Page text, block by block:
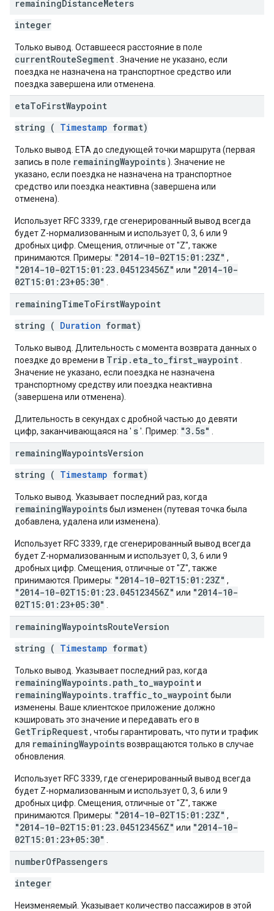
remainingDistanceMeters
integer
Только вывод. Оставшееся расстояние в поле
currentRouteSegment . Значение не указано, если
поездка не назначена на транспортное средство или
поездка завершена или отменена.
etaToFirstWaypoint
string ( Timestamp format)
Только вывод. ETA до следующей точки маршрута (первая
запись в поле remainingWaypoints). Значение не
указано, если поездка не назначена на транспортное
средство или поездка неактивна (завершена или
отменена).
Использует RFC 3339, где сгенерированный вывод всегда
будет Z-нормализованным и использует 0, 3, 6 или 9
дробных цифр. Смещения, отличные от "Z", также
принимаются. Примеры: "2014-10-02T15:01:23Z" ,
"2014-10-02T15:01:23.045123456Z" или "2014-10-
02T15:01:23+05:30"
remainingTimeToFirstWaypoint
string ( Duration format)
Только вывод. Длительность с момента возврата данных о
поездке до времени в Trip.eta_to_first_waypoint
Значение не указано, если поездка не назначена
транспортному средству или поездка неактивна
(завершена или отменена).
Длительность в секундах с дробной частью до девяти
цифр, заканчивающаяся на ' s'. Пример: "3.5s"
remainingWaypointsVersion
string ( Timestamp format)
Только вывод. Указывает последний раз, когда
remainingWaypointsбыл изменен (путевая точка была
добавлена, удалена или изменена).
Использует RFC 3339, где сгенерированный вывод всегда
будет Z-нормализованным и использует 0, 3, 6 или 9
дробных цифр. Смещения, отличные от "Z", также
принимаются. Примеры: "2014-10-02T15:01:23Z" ,
"2014-10-02T15:01:23.045123456Z" или "2014-10-
02T15:01:23+05:30"
remainingWaypointsRouteVersion
string ( Timestamp format)
Только вывод. Указывает последний раз, когда
remainingWaypoints.path_to_waypointи
remainingWaypoints.traffic_to_waypointбыли
изменены. Ваше клиентское приложение должно
кэшировать это значение и передавать его в
GetTripRequest, чтобы гарантировать, что пути и трафик
для remainingWaypointsвозвращаются только в случае
обновления.
Использует RFC 3339, где сгенерированный вывод всегда
будет Z-нормализованным и использует 0, 3, 6 или 9
дробных цифр. Смещения, отличные от "Z", также
принимаются. Примеры: "2014-10-02T15:01:23Z" ,
"2014-10-02T15:01:23.045123456Z" или "2014-10-
02T15:01:23+05:30"
numberOfPassengers
integer
Неизменяемый. Указывает количество пассажиров в этой